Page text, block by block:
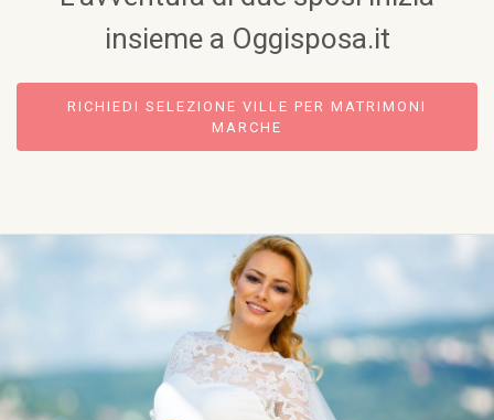
insieme a Oggisposa.it
RICHIEDI SELEZIONE VILLE PER MATRIMONI
MARCHE